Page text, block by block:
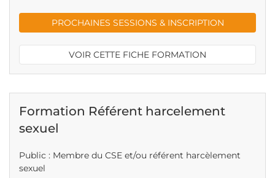
PROCHAINES SESSIONS & INSCRIPTION
VOIR CETTE FICHE FORMATION
Formation Référent harcelement
sexuel
Public : Membre du CSE et/ou référent harcèlement
sexuel